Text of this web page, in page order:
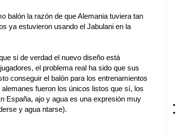
balón la razón de que Alemania tuviera tan
ya estuvieron usando el Jabulani en la
si de verdad el nuevo diseño está
el problema real ha sido que sus
conseguir el balón para los entrenamientos
fueron los únicos listos que sí, los
España, ajo y agua es una expresión muy
y agua ntarse).